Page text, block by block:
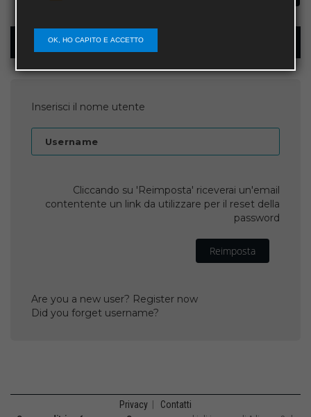
Password recovery
Inserisci il nome utente
Username
Cliccando su 'Reimposta' riceverai un'email
contentente un link da utilizzare per il reset della
password
Reimposta
Are you a new user? Register now
Did you forget username?
Privacy Contatti
OK, HO CAPITO E ACCETTO